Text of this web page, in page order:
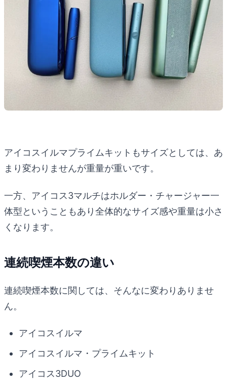
アイコスイルマプライムキットもサイズとしては、あ
まり変わりませんが重量が重いです。
一方、アイコス3マルチはホルダー・チャージャー一
体型ということもあり全体的なサイズ感や重量は小さ
くなります。
連続喫煙本数の違い
連続喫煙本数に関しては、そんなに変わりありませ
ん。
アイコスイルマ
アイコスイルマ・プライムキット
アイコス3DUO